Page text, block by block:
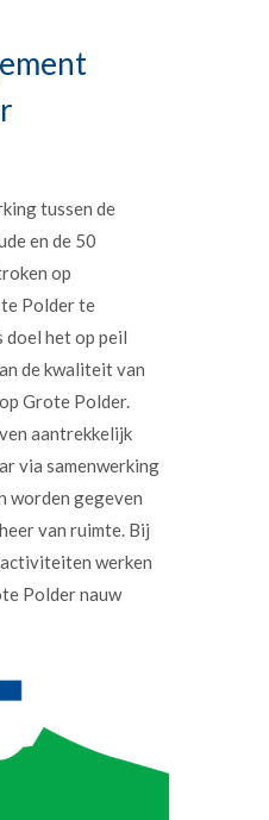
tussen de
en de 50
op
Polder te
doel het op peil
de kwaliteit van
Grote Polder.
aantrekkelijk
via samenwerking
worden gegeven
van ruimte. Bij
werken
Polder nauw